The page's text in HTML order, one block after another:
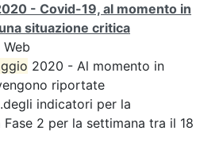
- Covid-19, al momento in
situazione critica
2020 - Al momento in
riportate
indicatori per la
2 per la settimana tra il 18